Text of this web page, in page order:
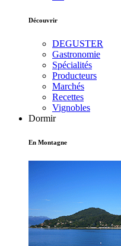
Découvrir
DEGUSTER
Gastronomie
Spécialités
Producteurs
Marchés
Recettes
Vignobles
Dormir
En Montagne